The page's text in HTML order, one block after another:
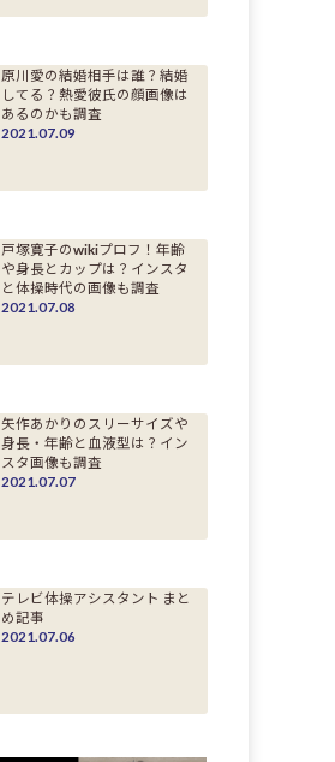
原川愛の結婚相手は誰？結婚
してる？熱愛彼氏の顔画像は
あるのかも調査
2021.07.09
戸塚寛子のwikiプロフ！年齢
や身長とカップは？インスタ
と体操時代の画像も調査
2021.07.08
矢作あかりのスリーサイズや
身長・年齢と血液型は？イン
スタ画像も調査
2021.07.07
テレビ体操アシスタント まと
め記事
2021.07.06